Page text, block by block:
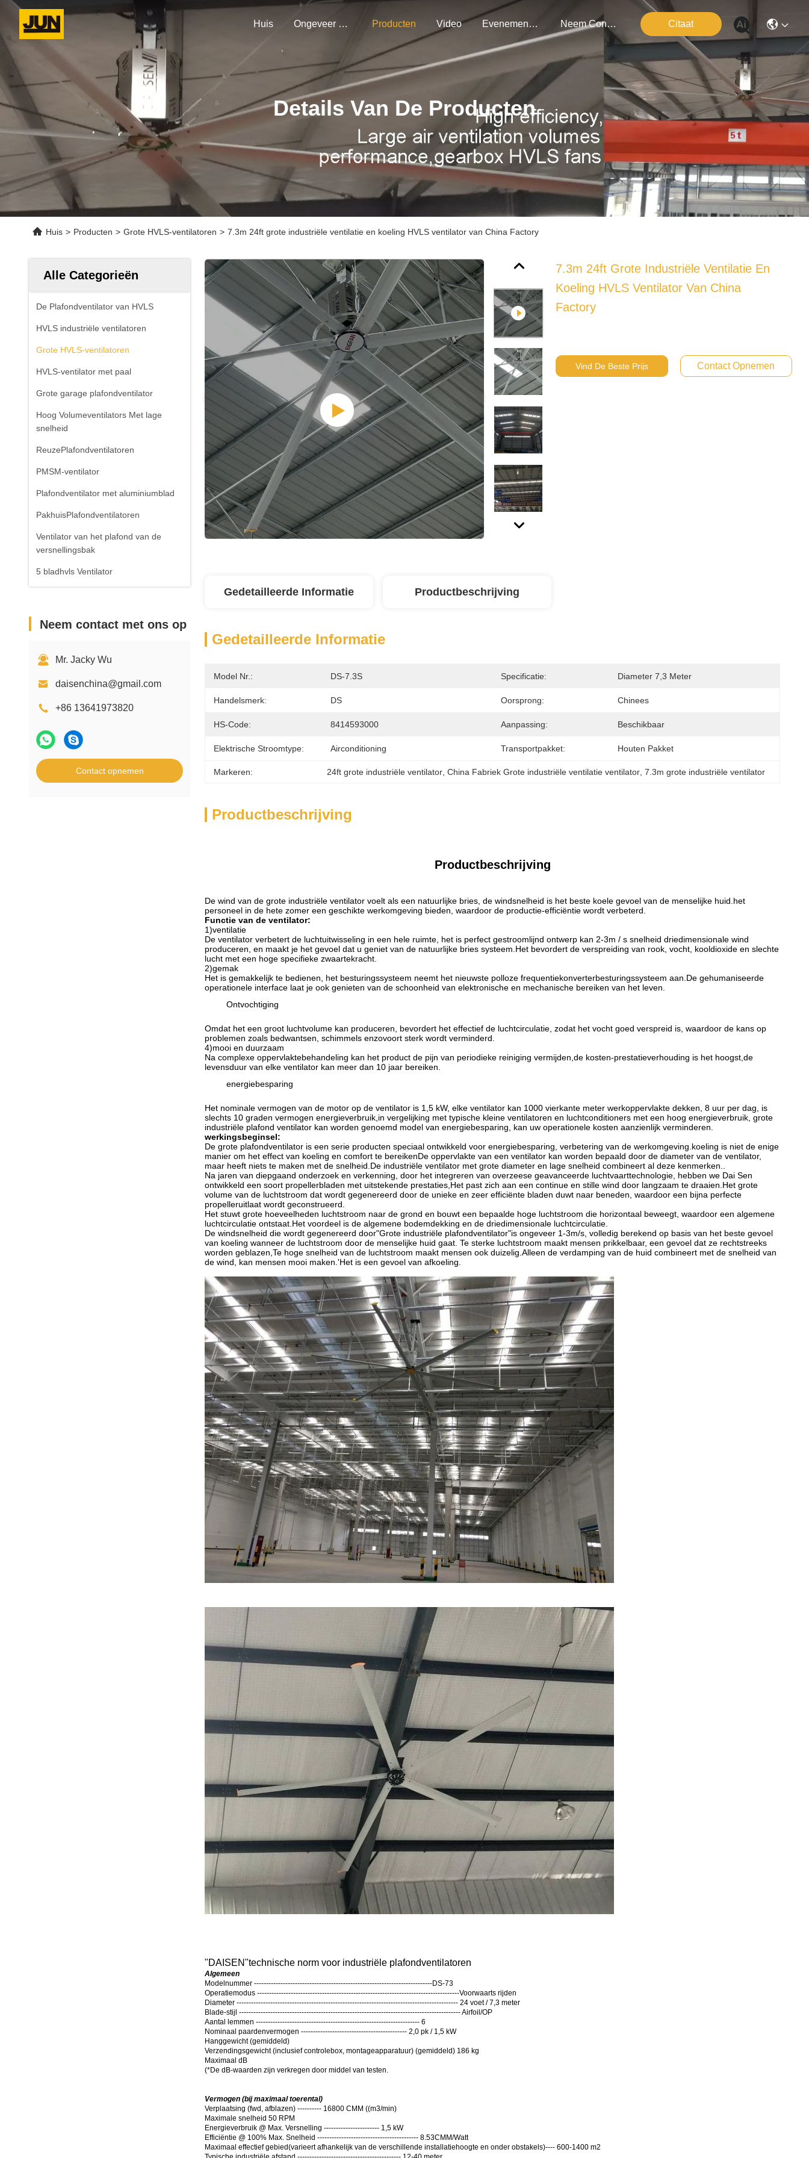
Huis Ongeveer Ons Producten Video Evenementen Neem Contact Met Ons Op Citaat
Details Van De Producten
Huis > Producten > Grote HVLS-ventilatoren > 7.3m 24ft grote industriële ventilatie en koeling HVLS ventilator van China Factory
Alle Categorieën
De Plafondventilator van HVLS
HVLS industriële ventilatoren
Grote HVLS-ventilatoren
HVLS-ventilator met paal
Grote garage plafondventilator
Hoog Volumeventilators Met lage
snelheid
ReuzePlafondventilatoren
PMSM-ventilator
Plafondventilator met aluminiumblad
PakhuisPlafondventilatoren
Ventilator van het plafond van de
versnellingsbak
5 bladhvls Ventilator
Neem contact met ons op
Mr. Jacky Wu
daisenchina@gmail.com
+86 13641973820
Contact opnemen
7.3m 24ft Grote Industriële Ventilatie En
Koeling HVLS Ventilator Van China
Factory
Vind De Beste Prijs Contact Opnemen
Gedetailleerde Informatie Productbeschrijving
Gedetailleerde Informatie
Model Nr.: DS-7.3S Specificatie: Diameter 7,3 Meter
Handelsmerk: DS Oorsprong: Chinees
HS-Code: 8414593000 Aanpassing: Beschikbaar
Elektrische Stroomtype: Airconditioning Transportpakket: Houten Pakket
Markeren: 24ft grote industriële ventilator , China Fabriek Grote industriële ventilatie ventilator , 7.3m grote industriële ventilator
Productbeschrijving
Productbeschrijving
De wind van de grote industriële ventilator voelt als een natuurlijke bries, de windsnelheid is het beste koele gevoel van de menselijke huid.het
personeel in de hete zomer een geschikte werkomgeving bieden, waardoor de productie-efficiëntie wordt verbeterd.
Functie van de ventilator:
1)ventilatie
De ventilator verbetert de luchtuitwisseling in een hele ruimte, het is perfect gestroomlijnd ontwerp kan 2-3m / s snelheid driedimensionale wind
produceren, en maakt je het gevoel dat u geniet van de natuurlijke bries systeem.Het bevordert de verspreiding van rook, vocht, kooldioxide en slechte
lucht met een hoge specifieke zwaartekracht.
2)gemak
Het is gemakkelijk te bedienen, het besturingssysteem neemt het nieuwste polloze frequentiekonverterbesturingssysteem aan.De gehumaniseerde
operationele interface laat je ook genieten van de schoonheid van elektronische en mechanische bereiken van het leven.
Ontvochtiging
Omdat het een groot luchtvolume kan produceren, bevordert het effectief de luchtcirculatie, zodat het vocht goed verspreid is, waardoor de kans op
problemen zoals bedwantsen, schimmels enzovoort sterk wordt verminderd.
4)mooi en duurzaam
Na complexe oppervlaktebehandeling kan het product de pijn van periodieke reiniging vermijden,de kosten-prestatieverhouding is het hoogst,de
levensduur van elke ventilator kan meer dan 10 jaar bereiken.
energiebesparing
Het nominale vermogen van de motor op de ventilator is 1,5 kW, elke ventilator kan 1000 vierkante meter werkoppervlakte dekken, 8 uur per dag, is
slechts 10 graden vermogen energieverbruik,in vergelijking met typische kleine ventilatoren en luchtconditioners met een hoog energieverbruik, grote
industriële plafond ventilator kan worden genoemd model van energiebesparing, kan uw operationele kosten aanzienlijk verminderen.
werkingsbeginsel:
De grote plafondventilator is een serie producten speciaal ontwikkeld voor energiebesparing, verbetering van de werkomgeving.koeling is niet de enige
manier om het effect van koeling en comfort te bereikenDe oppervlakte van een ventilator kan worden bepaald door de diameter van de ventilator,
maar heeft niets te maken met de snelheid.De industriële ventilator met grote diameter en lage snelheid combineert al deze kenmerken..
Na jaren van diepgaand onderzoek en verkenning, door het integreren van overzeese geavanceerde luchtvaarttechnologie, hebben we Dai Sen
ontwikkeld een soort propellerbladen met uitstekende prestaties,Het past zich aan een continue en stille wind door langzaam te draaien.Het grote
volume van de luchtstroom dat wordt gegenereerd door de unieke en zeer efficiënte bladen duwt naar beneden, waardoor een bijna perfecte
propelleruitlaat wordt geconstrueerd.
Het stuwt grote hoeveelheden luchtstroom naar de grond en bouwt een bepaalde hoge luchtstroom die horizontaal beweegt, waardoor een algemene
luchtcirculatie ontstaat.Het voordeel is de algemene bodemdekking en de driedimensionale luchtcirculatie.
De windsnelheid die wordt gegenereerd door"Grote industriële plafondventilator"is ongeveer 1-3m/s, volledig berekend op basis van het beste gevoel
van koeling wanneer de luchtstroom door de menselijke huid gaat. Te sterke luchtstroom maakt mensen prikkelbaar, een gevoel dat ze rechtstreeks
worden geblazen,Te hoge snelheid van de luchtstroom maakt mensen ook duizelig.Alleen de verdamping van de huid combineert met de snelheid van
de wind, kan mensen mooi maken. 'Het is een gevoel van afkoeling.
"DAISEN"technische norm voor industriële plafondventilatoren
Algemeen
Modelnummer --------------------------------------------------------------------------DS-73
Operatiemodus ------------------------------------------------------------------------------------Voorwaarts rijden
Diameter -------------------------------------------------------------------------------------------- 24 voet / 7,3 meter
Blade-stijl -------------------------------------------------------------------------------------------- Airfoil/OP
Aantal lemmen -------------------------------------------------------------------- 6
Nominaal paardenvermogen -------------------------------------------- 2,0 pk / 1,5 kW
Hanggewicht (gemiddeld)
Verzendingsgewicht (inclusief controlebox, montageapparatuur) (gemiddeld) 186 kg
Maximaal dB
(*De dB-waarden zijn verkregen door middel van testen.
Vermogen (bij maximaal toerental)
Verplaatsing (fwd, afblazen) ---------- 16800 CMM ((m3/min)
Maximale snelheid 50 RPM
Energieverbruik @ Max. Versnelling ----------------------- 1,5 kW
Efficiëntie @ 100% Max. Snelheid ------------------------------------------ 8.53CMM/Watt
Maximaal effectief gebied(varieert afhankelijk van de verschillende installatiehoogte en onder obstakels)---- 600-1400 m2